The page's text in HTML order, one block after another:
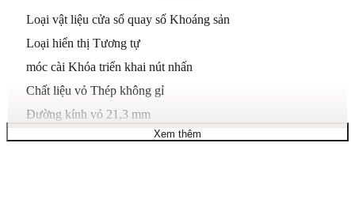
Loại vật liệu cửa sổ quay số Khoáng sản
Loại hiển thị Tương tự
móc cài Khóa triển khai nút nhấn
Chất liệu vỏ Thép không gỉ
Đường kính vỏ 21,3 mm
Độ dày vỏ 7 milimét
Xem thêm